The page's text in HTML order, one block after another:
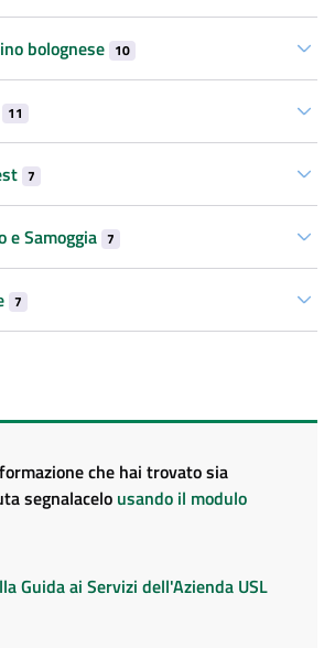
bolognese 10
11
7
e Samoggia 7
7
che hai trovato sia
segnalacelo usando il modulo
Guida ai Servizi dell'Azienda USL